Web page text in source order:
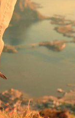
FØR